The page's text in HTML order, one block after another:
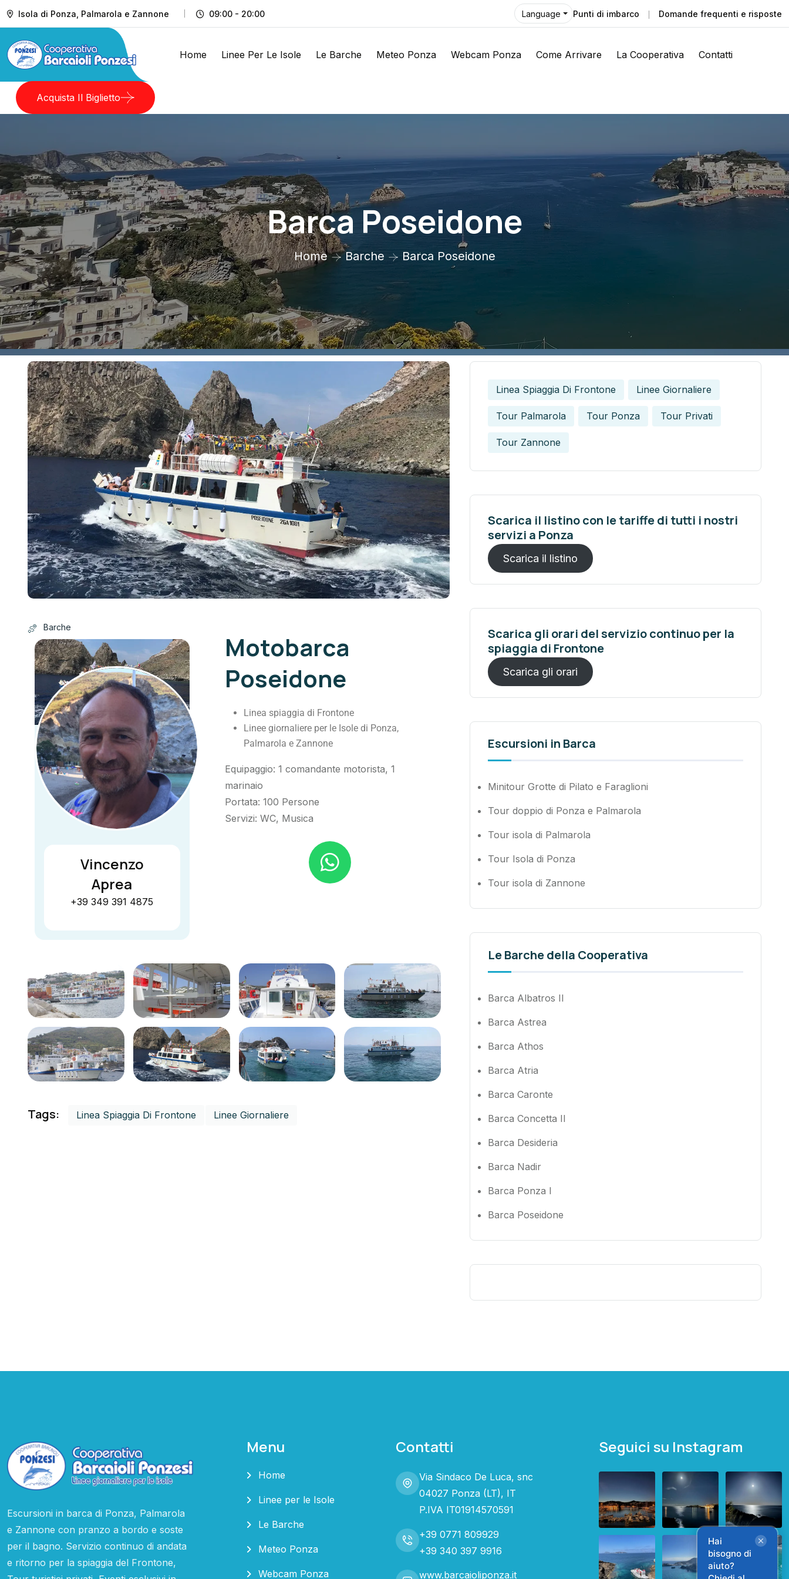
Isola di Ponza, Palmarola e Zannone 09:00 - 20:00 Language Punti di imbarco Domande frequenti e risposte
Home Linee Per Le Isole Le Barche Meteo Ponza Webcam Ponza Come Arrivare La Cooperativa Contatti
Acquista Il Biglietto
Barca Poseidone
Home Barche Barca Poseidone
Barche
Vincenzo
Aprea
+39 349 391 4875
Motobarca
Poseidone
Linea spiaggia di Frontone
Linee giornaliere per le Isole di Ponza,
Palmarola e Zannone
Equipaggio: 1 comandante motorista, 1
marinaio
Portata: 100 Persone
Servizi: WC, Musica
Tags: Linea Spiaggia Di Frontone Linee Giornaliere
Linea Spiaggia Di Frontone Linee Giornaliere
Tour Palmarola Tour Ponza Tour Privati
Tour Zannone
Scarica il listino con le tariffe di tutti i nostri
servizi a Ponza
Scarica il listino
Scarica gli orari del servizio continuo per la
spiaggia di Frontone
Scarica gli orari
Escursioni in Barca
Minitour Grotte di Pilato e Faraglioni
Tour doppio di Ponza e Palmarola
Tour isola di Palmarola
Tour Isola di Ponza
Tour isola di Zannone
Le Barche della Cooperativa
Barca Albatros II
Barca Astrea
Barca Athos
Barca Atria
Barca Caronte
Barca Concetta II
Barca Desideria
Barca Nadir
Barca Ponza I
Barca Poseidone
Escursioni in barca di Ponza, Palmarola
e Zannone con pranzo a bordo e soste
per il bagno. Servizio continuo di andata
e ritorno per la spiaggia del Frontone,
Menu
Home
Linee per le Isole
Le Barche
Meteo Ponza
Webcam Ponza
Contatti
Via Sindaco De Luca, snc
04027 Ponza (LT), IT
P.IVA IT01914570591
+39 0771 809929
+39 340 397 9916
www.barcaioliponza.it
Seguici su Instagram
Hai
bisogno di
aiuto?